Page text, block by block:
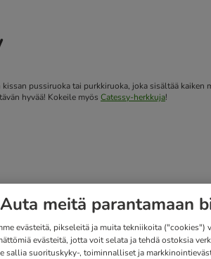
pussiruoka tai purkkiruoka, joka sisältää
hyvää! Kokeile myös Catessy-herkkuja!
Auta meitä parantamaan
evästeitä, pikseleitä ja muita tekniikoita ("cookies")
evästeitä, jotta voit selata ja tehdä ostoksia
sallia suorituskyky-, toiminnalliset ja